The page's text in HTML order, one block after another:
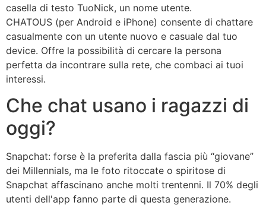
casella di testo TuoNick, un nome utente.
CHATOUS (per Android e iPhone) consente di chattare
casualmente con un utente nuovo e casuale dal tuo
device. Offre la possibilità di cercare la persona
perfetta da incontrare sulla rete, che combaci ai tuoi
interessi.
Che chat usano i ragazzi di
oggi?
Snapchat: forse è la preferita dalla fascia più “giovane”
dei Millennials, ma le foto ritoccate o spiritose di
Snapchat affascinano anche molti trentenni. Il 70% degli
utenti dell'app fanno parte di questa generazione.